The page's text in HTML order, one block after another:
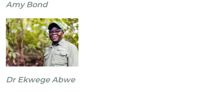
Amy Bond
Dr Ekwege Abwe